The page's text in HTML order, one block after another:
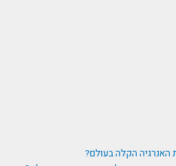
האנרגיה הקלה בעולם?